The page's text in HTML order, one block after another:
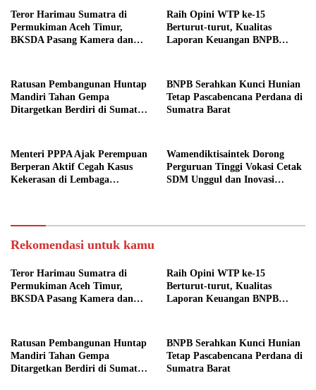
Teror Harimau Sumatra di
Permukiman Aceh Timur,
BKSDA Pasang Kamera dan
Raih Opini WTP ke-15
Berturut-turut, Kualitas
Laporan Keuangan BNPB
Ratusan Pembangunan Huntap
Mandiri Tahan Gempa
Ditargetkan Berdiri di Sumatra
BNPB Serahkan Kunci Hunian
Tetap Pascabencana Perdana di
Sumatra Barat
Menteri PPPA Ajak Perempuan
Berperan Aktif Cegah Kasus
Kekerasan di Lembaga
Wamendiktisaintek Dorong
Perguruan Tinggi Vokasi Cetak
SDM Unggul dan Inovasi
Rekomendasi untuk kamu
Teror Harimau Sumatra di
Permukiman Aceh Timur,
BKSDA Pasang Kamera dan
Raih Opini WTP ke-15
Berturut-turut, Kualitas
Laporan Keuangan BNPB
Ratusan Pembangunan Huntap
Mandiri Tahan Gempa
Ditargetkan Berdiri di Sumatra
BNPB Serahkan Kunci Hunian
Tetap Pascabencana Perdana di
Sumatra Barat